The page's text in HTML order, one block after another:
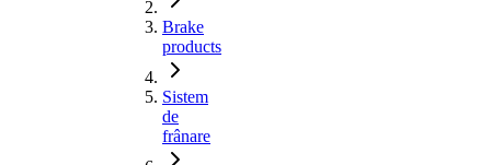
Brake
products
Sistem
de
frânare